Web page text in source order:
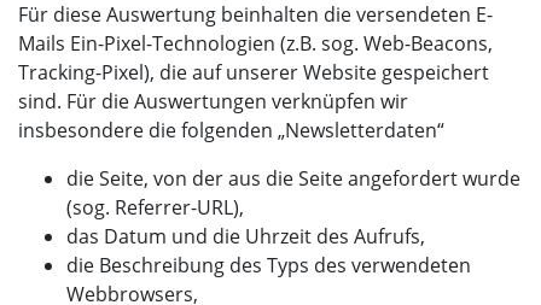
Für diese Auswertung beinhalten die versendeten E-
Mails Ein-Pixel-Technologien (z.B. sog. Web-Beacons,
Tracking-Pixel), die auf unserer Website gespeichert
sind. Für die Auswertungen verknüpfen wir
insbesondere die folgenden „Newsletterdaten“
die Seite, von der aus die Seite angefordert wurde
(sog. Referrer-URL),
das Datum und die Uhrzeit des Aufrufs,
die Beschreibung des Typs des verwendeten
Webbrowsers,